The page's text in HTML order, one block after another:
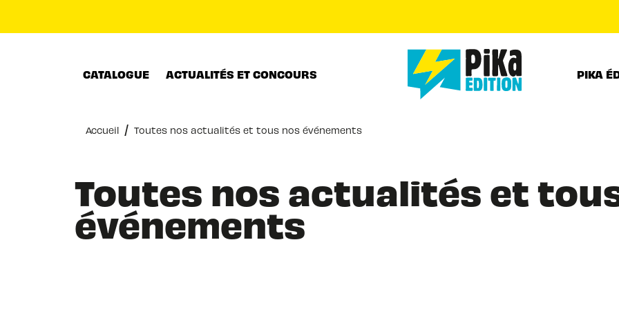
CATALOGUE ACTUALITÉS ET CONCOURS PIKA
Accueil / Toutes nos actualités et tous nos événements
Toutes nos actualités et
événements